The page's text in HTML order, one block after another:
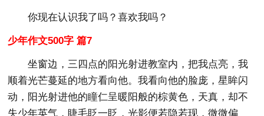
你现在认识我了吗？喜欢我吗？
少年作文500字 篇7
坐窗边，三四点的阳光射进教室内，把我点亮，我
顺着光芒蔓延的地方看向他。我看向他的脸庞，星眸闪
动，阳光射进他的瞳仁呈暖阳般的棕黄色，天真，却不
失少年英气，睫毛眨一眨，光影便若隐若现，微微偏